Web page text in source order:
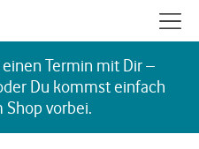
Termin mit Dir –
Du kommst einfach
vorbei.